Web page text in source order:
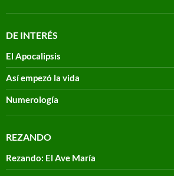
DE INTERÉS
El Apocalipsis
Así empezó la vida
Numerología
REZANDO
Rezando: El Ave María